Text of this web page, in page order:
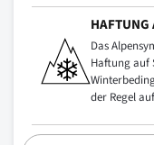
HAFTUNG
Das
Haftung auf
der Regel